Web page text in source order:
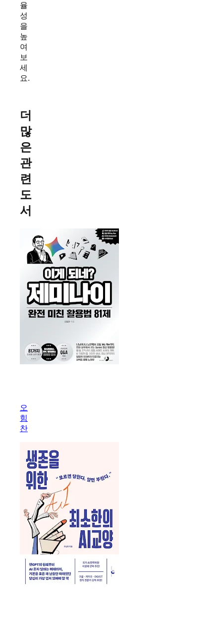
율
성
을
높
여
보
세
요.
더
많
은
관
련
도
서
네?
제
미
이
완
전
미
용
오
힘
찬